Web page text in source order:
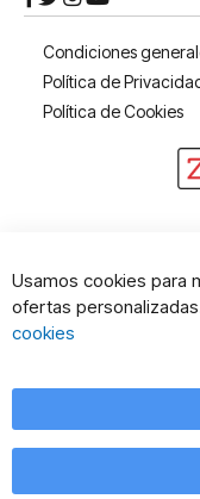
Condiciones
Política de
Política de Cookies
Usamos cookies para
ofertas
cookies